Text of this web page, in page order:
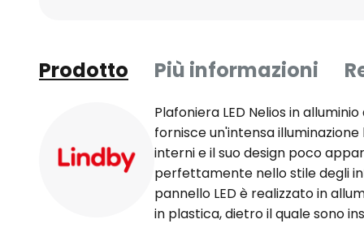
Prodotto Più informazioni
Plafoniera LED Nelios in
fornisce un'intensa
interni e il suo design poco
perfettamente nello stile degli
pannello LED è realizzato in
in plastica, dietro il quale sono